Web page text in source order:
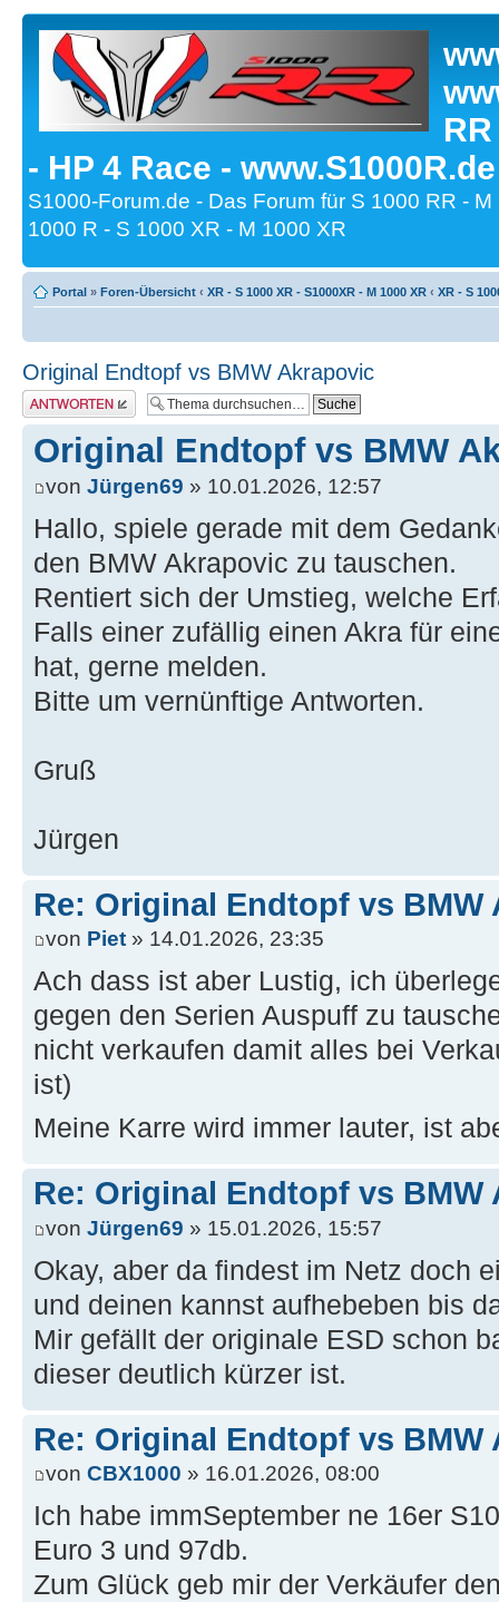
- HP 4 Race -
S1000-Forum.de - Das Forum für S 1000 RR -
1000 R - S 1000 XR - M 1000 XR
Portal » Foren-Übersicht ‹ XR - S 1000 XR - S1000XR - M 1000 XR ‹ XR - S
Original Endtopf vs BMW Akrapovic
Antwort erstellen
Original Endtopf vs BMW
von Jürgen69 » 10.01.2026, 12:57
Hallo, spiele gerade mit dem
den BMW Akrapovic zu tauschen.
Rentiert sich der Umstieg, welche
Falls einer zufällig einen Akra für
hat, gerne melden.
Bitte um vernünftige Antworten.
Gruß
Jürgen
Re: Original Endtopf vs BMW
von Piet » 14.01.2026, 23:35
Ach dass ist aber Lustig, ich
gegen den Serien Auspuff zu
nicht verkaufen damit alles bei
ist)
Meine Karre wird immer lauter, ist
Re: Original Endtopf vs BMW
von Jürgen69 » 15.01.2026, 15:57
Okay, aber da findest im Netz doch
und deinen kannst aufhebeben bis
Mir gefällt der originale ESD schon
dieser deutlich kürzer ist.
Re: Original Endtopf vs BMW
von CBX1000 » 16.01.2026, 08:00
Ich habe immSeptember ne 16er
Euro 3 und 97db.
Zum Glück geb mir der Verkäufer